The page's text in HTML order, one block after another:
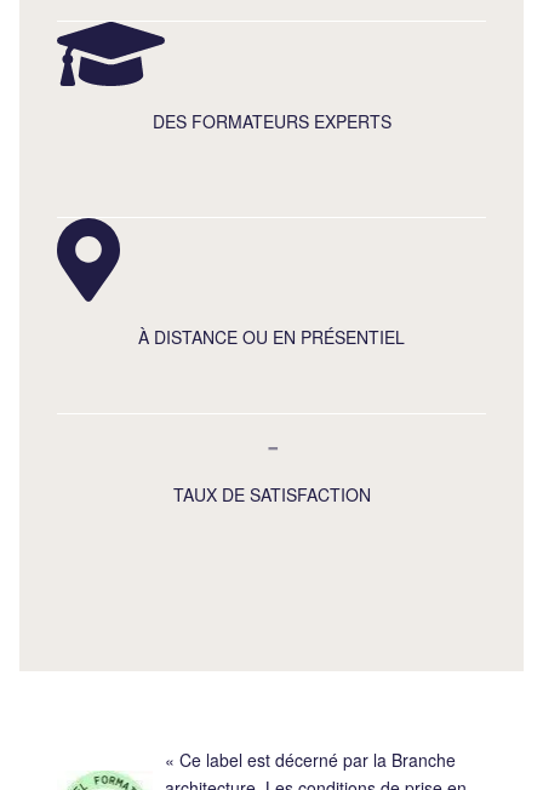
DES FORMATEURS EXPERTS
À DISTANCE OU EN PRÉSENTIEL
-
TAUX DE SATISFACTION
« Ce label est décerné par la Branche